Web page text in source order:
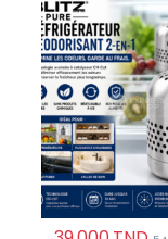
Puissant Multi-